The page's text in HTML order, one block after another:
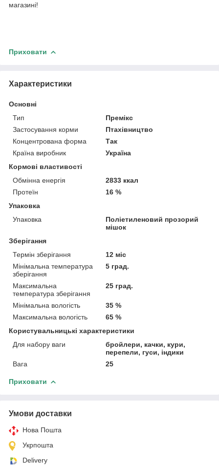
магазині!
Приховати
Характеристики
Основні
Тип
Премікс
Застосування корми
Птахівництво
Концентрована форма
Так
Країна виробник
Україна
Кормові властивості
Обмінна енергія
2833 ккал
Протеїн
16 %
Упаковка
Упаковка
Поліетиленовий прозорий
мішок
Зберігання
Термін зберігання
12 міс
Мінімальна температура
зберігання
5 град.
Максимальна
температура зберігання
25 град.
Мінімальна вологість
35 %
Максимальна вологість
65 %
Користувальницькі характеристики
Для набору ваги
бройлери, качки, кури,
перепели, гуси, індики
Вага
25
Приховати
Умови доставки
Нова Пошта
Укрпошта
Delivery